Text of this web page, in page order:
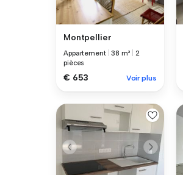
Montpellier
Appartement |38 m²
2
pièces
€ 653 Voir plus